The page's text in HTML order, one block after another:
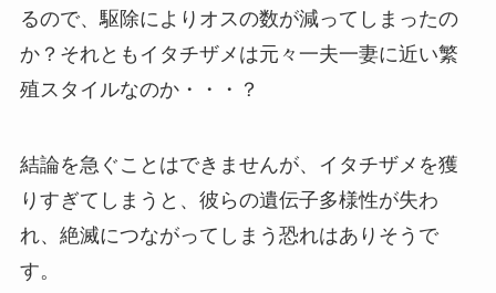
るので、駆除によりオスの数が減ってしまったの
か？それともイタチザメは元々一夫一妻に近い繁
殖スタイルなのか・・・？
結論を急ぐことはできませんが、イタチザメを獲
りすぎてしまうと、彼らの遺伝子多様性が失わ
れ、絶滅につながってしまう恐れはありそうで
す。